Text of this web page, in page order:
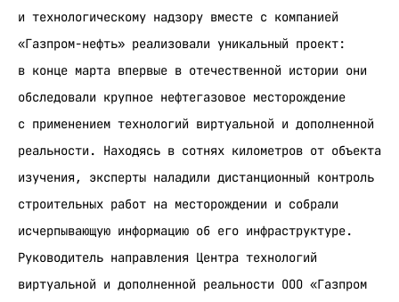
и технологическому надзору вместе с компанией
«Газпром-нефть» реализовали уникальный проект:
в конце марта впервые в отечественной истории они
обследовали крупное нефтегазовое месторождение
с применением технологий виртуальной и дополненной
реальности. Находясь в сотнях километров от объекта
изучения, эксперты наладили дистанционный контроль
строительных работ на месторождении и собрали
исчерпывающую информацию об его инфраструктуре.
Руководитель направления Центра технологий
виртуальной и дополненной реальности ООО «Газпром